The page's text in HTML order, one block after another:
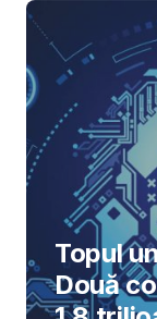
Topul
Două